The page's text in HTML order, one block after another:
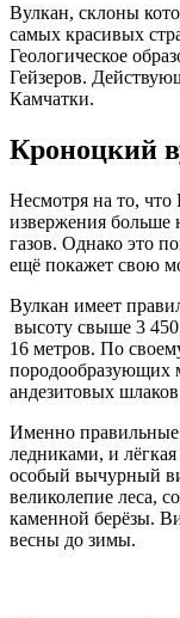
Вулкан, склоны
самых красивых
Геологическое
Гейзеров.
Камчатки.
Кроноцкий
Несмотря на то, что
извержения
газов. Однако это
ещё покажет свою
Вулкан имеет
высоту свыше 3 450
16 метров. По
породообразующих
андезитовых
Именно
ледниками, и
особый вычурный
великолепие леса,
каменной берёзы.
весны до зимы.